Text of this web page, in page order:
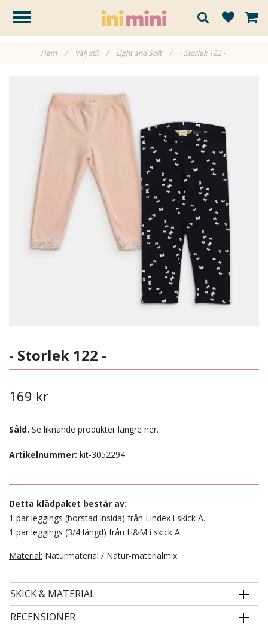
Hem / Välj stil / Light and Soft / - Storlek 122 -
- Storlek 122 -
169 kr
Såld. Se liknande produkter längre ner.
Artikelnummer: kit-3052294
Detta klädpaket består av:
1 par leggings (borstad insida) från Lindex i skick A.
1 par leggings (3/4 längd) från H&M i skick A.
Material: Naturmaterial / Natur-materialmix.
SKICK & MATERIAL
RECENSIONER